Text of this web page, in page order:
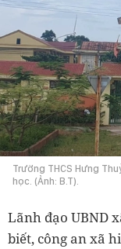
Trường THCS Hưng
học. (Ảnh: B.T).
Lãnh đạo UBND
biết, công an xã